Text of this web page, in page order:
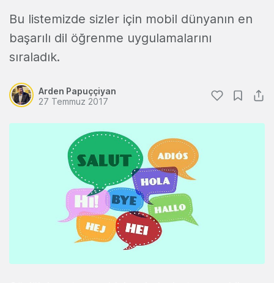
Bu listemizde sizler için mobil dünyanın en
başarılı dil öğrenme uygulamalarını
sıraladık.
Arden Papuççiyan
27 Temmuz 2017